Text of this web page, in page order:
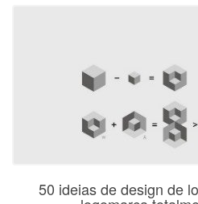
50 ideias de design de